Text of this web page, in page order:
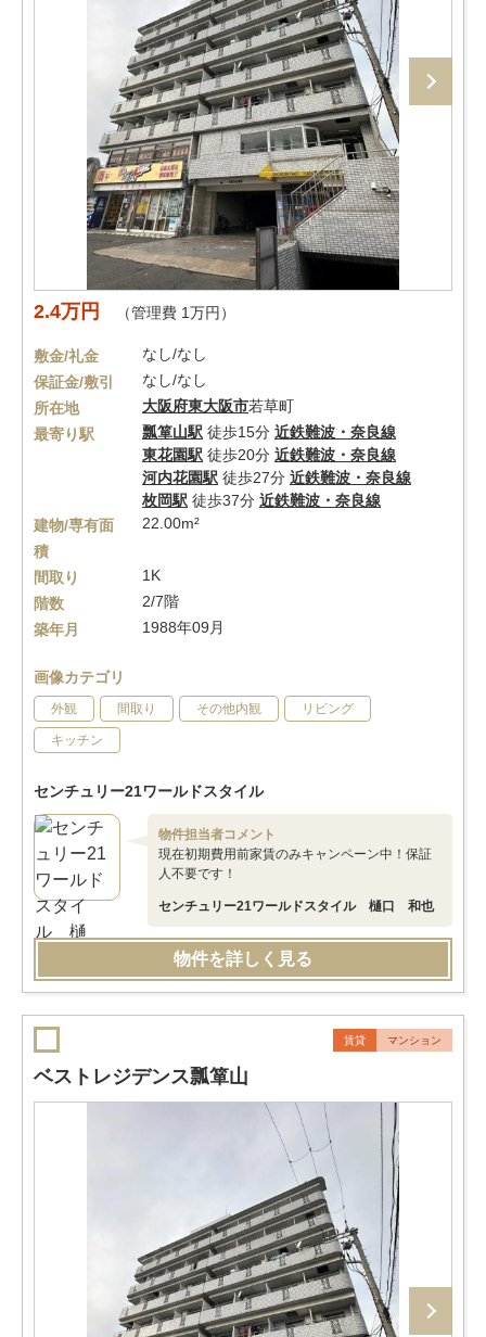
2.4万円 （管理費 1万円）
敷金/礼金
なし/なし
保証金/敷引
なし/なし
所在地
大阪府東大阪市若草町
最寄り駅
瓢箪山駅 徒歩15分 近鉄難波・奈良線
東花園駅 徒歩20分 近鉄難波・奈良線
河内花園駅 徒歩27分 近鉄難波・奈良線
枚岡駅 徒歩37分 近鉄難波・奈良線
建物/専有面
積
22.00m²
間取り
1K
階数
2/7階
築年月
1988年09月
画像カテゴリ
外観 間取り その他内観 リビング
キッチン
センチュリー21ワールドスタイル
物件担当者コメント
現在初期費用前家賃のみキャンペーン中！保証
人不要です！
センチュリー21ワールドスタイル 樋口 和也
物件を詳しく見る
賃貸 マンション
ベストレジデンス瓢箪山